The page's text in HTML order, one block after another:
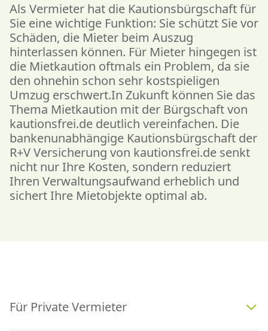
Als Vermieter hat die Kautionsbürgschaft für
Sie eine wichtige Funktion: Sie schützt Sie vor
Schäden, die Mieter beim Auszug
hinterlassen können. Für Mieter hingegen ist
die Mietkaution oftmals ein Problem, da sie
den ohnehin schon sehr kostspieligen
Umzug erschwert.In Zukunft können Sie das
Thema Mietkaution mit der Bürgschaft von
kautionsfrei.de deutlich vereinfachen. Die
bankenunabhängige Kautionsbürgschaft der
R+V Versicherung von kautionsfrei.de senkt
nicht nur Ihre Kosten, sondern reduziert
Ihren Verwaltungsaufwand erheblich und
sichert Ihre Mietobjekte optimal ab.
Für Private Vermieter